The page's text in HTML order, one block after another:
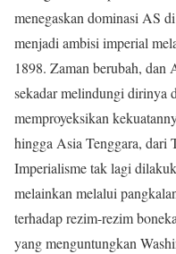
menegaskan dominasi AS
menjadi ambisi imperial
1898. Zaman berubah, dan
sekadar melindungi dirinya
memproyeksikan
hingga Asia Tenggara,
Imperialisme tak lagi
melainkan melalui
terhadap rezim-rezim
yang menguntungkan